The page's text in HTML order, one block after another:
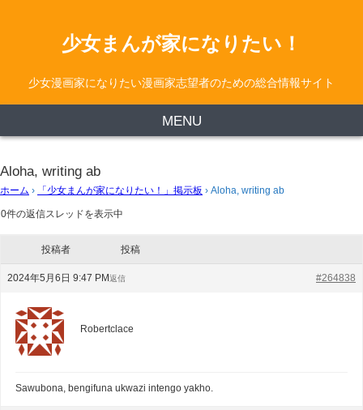
少女まんが家になりたい！
少女漫画家になりたい漫画家志望者のための総合情報サイト
MENU
Aloha, writing ab
ホーム › 「少女まんが家になりたい！」掲示板 › Aloha, writing ab
0件の返信スレッドを表示中
投稿者 投稿
2024年5月6日 9:47 PM #264838
返信
Robertclace
Sawubona, bengifuna ukwazi intengo yakho.